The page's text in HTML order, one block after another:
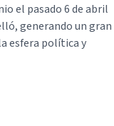
el pasado 6 de abril
generando un gran
esfera política y